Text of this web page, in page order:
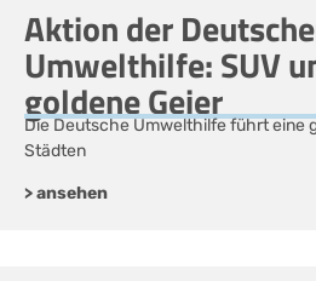
Aktion der
Umwelthilfe: SUV
goldene Geier
Die Deutsche Umwelthilfe führt eine
Städten
> ansehen